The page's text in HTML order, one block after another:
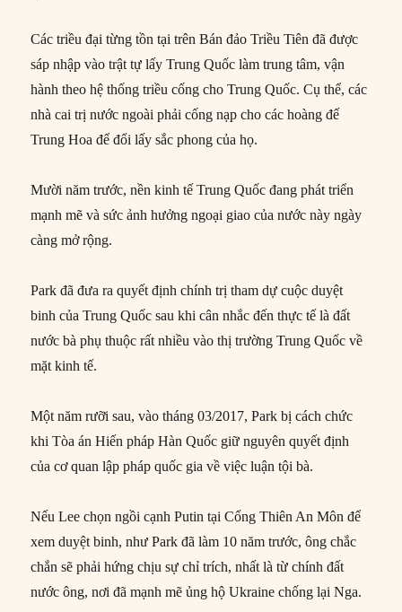
Các triều đại từng tồn tại trên Bán đảo Triều Tiên đã được
sáp nhập vào trật tự lấy Trung Quốc làm trung tâm, vận
hành theo hệ thống triều cống cho Trung Quốc. Cụ thể, các
nhà cai trị nước ngoài phải cống nạp cho các hoàng đế
Trung Hoa để đổi lấy sắc phong của họ.
Mười năm trước, nền kinh tế Trung Quốc đang phát triển
mạnh mẽ và sức ảnh hưởng ngoại giao của nước này ngày
càng mở rộng.
Park đã đưa ra quyết định chính trị tham dự cuộc duyệt
binh của Trung Quốc sau khi cân nhắc đến thực tế là đất
nước bà phụ thuộc rất nhiều vào thị trường Trung Quốc về
mặt kinh tế.
Một năm rưỡi sau, vào tháng 03/2017, Park bị cách chức
khi Tòa án Hiến pháp Hàn Quốc giữ nguyên quyết định
của cơ quan lập pháp quốc gia về việc luận tội bà.
Nếu Lee chọn ngồi cạnh Putin tại Cổng Thiên An Môn để
xem duyệt binh, như Park đã làm 10 năm trước, ông chắc
chắn sẽ phải hứng chịu sự chỉ trích, nhất là từ chính đất
nước ông, nơi đã mạnh mẽ ủng hộ Ukraine chống lại Nga.